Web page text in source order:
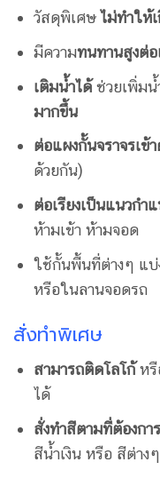
วัสดุพิเศษไม่ทำให้
มีความทนทานสูงต่อ
เติมน้ำได้ช่วยเพิ่ม
มากขึ้น
ต่อแผงกั้นจราจรเข้
ด้วยกัน)
ต่อเรียงเป็นแนวกำ
ห้ามเข้า ห้ามจอด
ใช้กั้นพื้นที่ต่างๆ แบ่
หรือในลานจอดรถ
สั่งทำพิเศษ
สามารถติดโลโก้หรื
ได้
สั่งทำสีตามที่ต้องกา
สีน้ำเงิน หรือ สีต่าง